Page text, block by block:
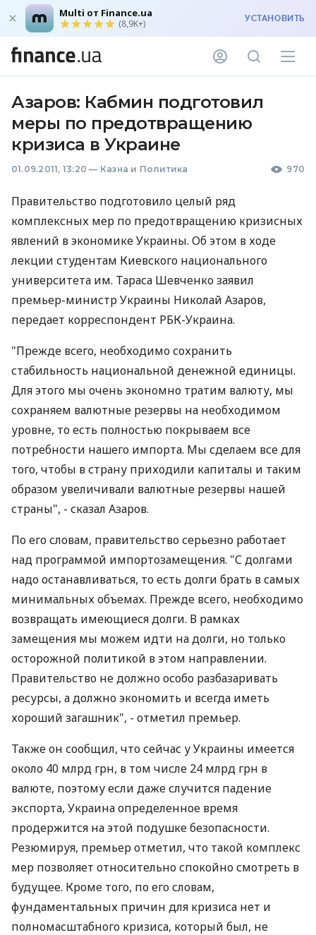
Multi от Finance.ua
(8,9K+) УСТАНОВИТЬ
Азаров: Кабмин подготовил
меры по предотвращению
кризиса в Украине
01.09.2011, 13:20 — Казна и Политика 970
Правительство подготовило целый ряд
комплексных мер по предотвращению кризисных
явлений в экономике Украины. Об этом в ходе
лекции студентам Киевского национального
университета им. Тараса Шевченко заявил
премьер-министр Украины Николай Азаров,
передает корреспондент РБК-Украина.
"Прежде всего, необходимо сохранить
стабильность национальной денежной единицы.
Для этого мы очень экономно тратим валюту, мы
сохраняем валютные резервы на необходимом
уровне, то есть полностью покрываем все
потребности нашего импорта. Мы сделаем все для
того, чтобы в страну приходили капиталы и таким
образом увеличивали валютные резервы нашей
страны", - сказал Азаров.
По его словам, правительство серьезно работает
над программой импортозамещения. "С долгами
надо останавливаться, то есть долги брать в самых
минимальных объемах. Прежде всего, необходимо
возвращать имеющиеся долги. В рамках
замещения мы можем идти на долги, но только
осторожной политикой в этом направлении.
Правительство не должно особо разбазаривать
ресурсы, а должно экономить и всегда иметь
хороший загашник", - отметил премьер.
Также он сообщил, что сейчас у Украины имеется
около 40 млрд грн, в том числе 24 млрд грн в
валюте, поэтому если даже случится падение
экспорта, Украина определенное время
продержится на этой подушке безопасности.
Резюмируя, премьер отметил, что такой комплекс
мер позволяет относительно спокойно смотреть в
будущее. Кроме того, по его словам,
фундаментальных причин для кризиса нет и
полномасштабного кризиса, который был, не